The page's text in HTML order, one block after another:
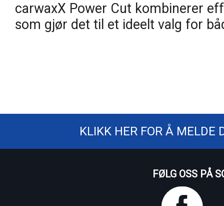
carwaxX Power Cut kombinerer
som gjør det til et ideelt valg for
KLIKK HER FOR Å MELDE
FØLG OSS PÅ